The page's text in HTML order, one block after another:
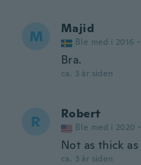
M Majid
Ble med i 2016 ·
Bra.
ca. 3 år siden
R Robert
Ble med i 2020 ·
Not as thick
ca. 3 år siden